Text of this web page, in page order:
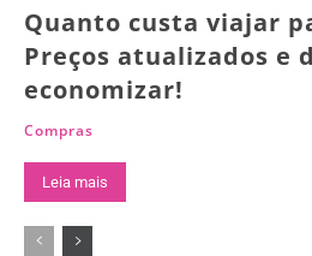
Quanto custa viajar
Preços atualizados e
economizar!
Compras
Leia mais